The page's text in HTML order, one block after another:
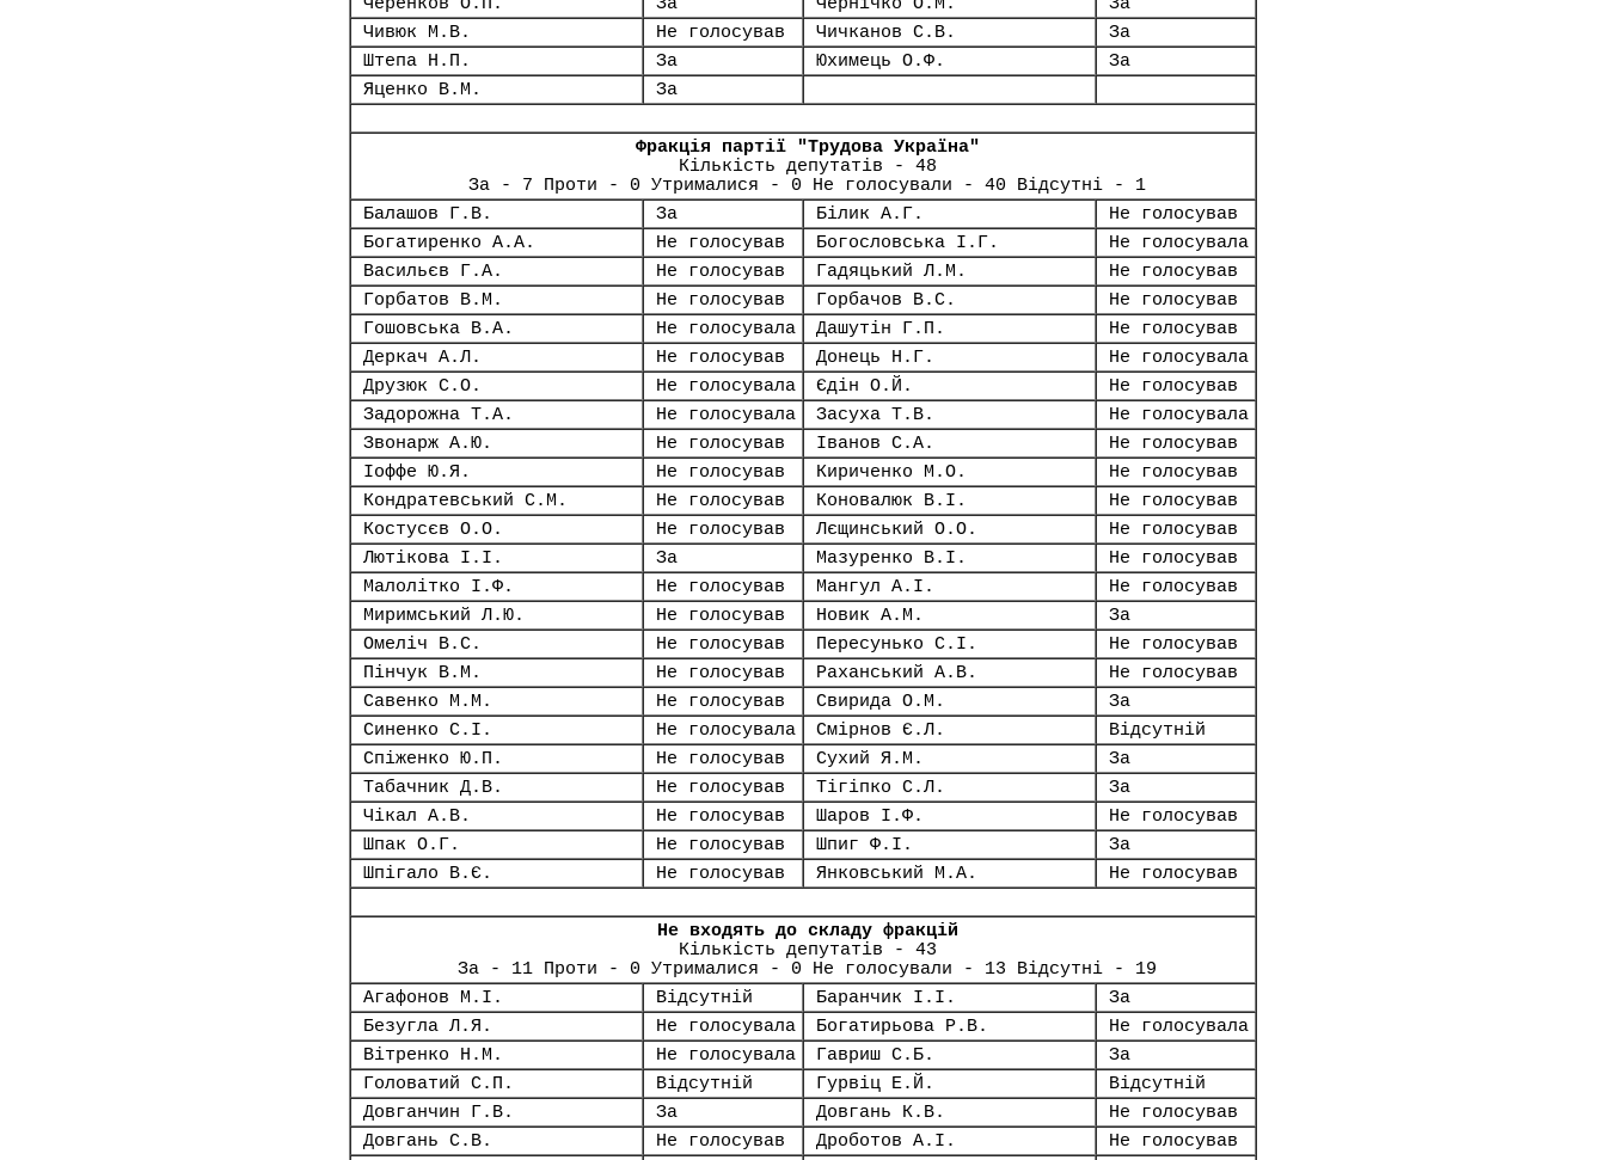
Чивюк М.В.
Не голосував Чичканов С.В.
За
Штепа Н.П.
За Юхимець О.Ф.
За
Яценко В.М.
За
Фракція партії "Трудова Україна"
Кількість депутатів - 48
За - 7 Проти - 0 Утрималися - 0 Не голосували - 40 Відсутні - 1
Балашов Г.В.
За Білик А.Г.
Не голосував
Богатиренко А.А.
Не голосував Богословська І.Г.
Не голосувала
Васильєв Г.А.
Не голосував Гадяцький Л.М.
Не голосував
Горбатов В.М.
Не голосував Горбачов В.С.
Не голосував
Гошовська В.А.
Не голосувала Дашутін Г.П.
Не голосував
Деркач А.Л.
Не голосував Донець Н.Г.
Не голосувала
Друзюк С.О.
Не голосувала Єдін О.Й.
Не голосував
Задорожна Т.А.
Не голосувала Засуха Т.В.
Не голосувала
Звонарж А.Ю.
Не голосував Іванов С.А.
Не голосував
Іоффе Ю.Я.
Не голосував Кириченко М.О.
Не голосував
Кондратевський С.М.
Не голосував Коновалюк В.І.
Не голосував
Костусєв О.О.
Не голосував Лєщинський О.О.
Не голосував
Лютікова І.І.
За Мазуренко В.І.
Не голосував
Малолітко І.Ф.
Не голосував Мангул А.І.
Не голосував
Миримський Л.Ю.
Не голосував Новик А.М.
За
Омеліч В.С.
Не голосував Пересунько С.І.
Не голосував
Пінчук В.М.
Не голосував Раханський А.В.
Не голосував
Савенко М.М.
Не голосував Свирида О.М.
За
Синенко С.І.
Не голосувала Смірнов Є.Л.
Відсутній
Спіженко Ю.П.
Не голосував Сухий Я.М.
За
Табачник Д.В.
Не голосував Тігіпко С.Л.
За
Чікал А.В.
Не голосував Шаров І.Ф.
Не голосував
Шпак О.Г.
Не голосував Шпиг Ф.І.
За
Шпігало В.Є.
Не голосував Янковський М.А. Не голосував
Не входять до складу фракцій
Кількість депутатів - 43
За - 11 Проти - 0 Утрималися - 0 Не голосували - 13 Відсутні - 19
Агафонов М.І.
Відсутній Баранчик І.І.
За
Безугла Л.Я.
Не голосувала Богатирьова Р.В.
Не голосувала
Вітренко Н.М.
Не голосувала Гавриш С.Б.
За
Головатий С.П.
Відсутній Гурвіц Е.Й.
Відсутній
Довганчин Г.В.
За Довгань К.В.
Не голосував
Довгань С.В.
Не голосував Дроботов А.І.
Не голосував